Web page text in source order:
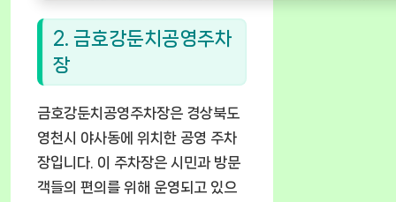
2. 금호강둔치공영주차
장
금호강둔치공영주차장은 경상북도
영천시 야사동에 위치한 공영 주차
장입니다. 이 주차장은 시민과 방문
객들의 편의를 위해 운영되고 있으